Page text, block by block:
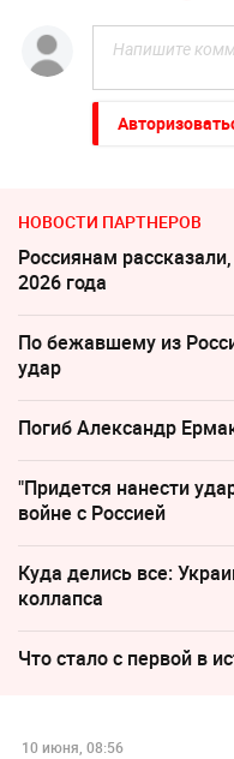
НОВОСТИ ПАРТНЕРОВ
Россиянам
2026 года
По бежавшему из
удар
Погиб Александр
"Придется нанести
войне с Россией
Куда делись все:
коллапса
Что стало с первой в
10 июня, 08:56